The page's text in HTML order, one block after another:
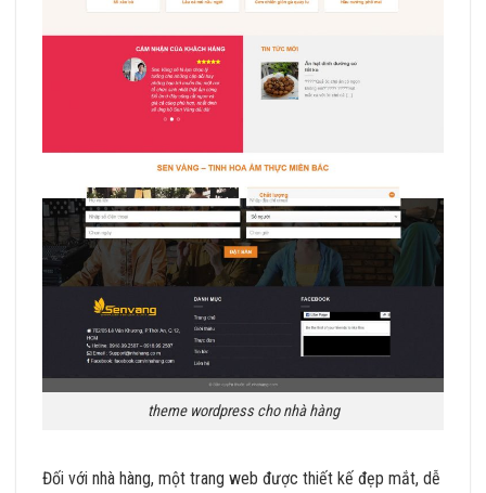
theme wordpress cho nhà hàng
Đối với nhà hàng, một trang web được thiết kế đẹp mắt, dễ